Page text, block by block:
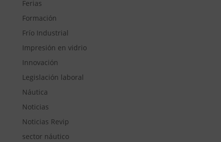
Ferias
Formación
Frío Industrial
Impresión en vidrio
Innovación
Legislación laboral
Náutica
Noticias
Noticias Revip
sector náutico